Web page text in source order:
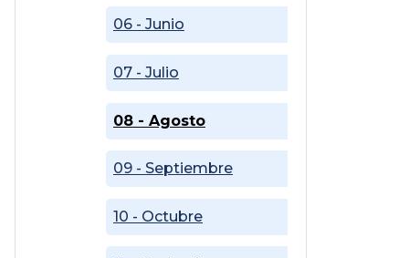
06 - Junio
07 - Julio
08 - Agosto
09 - Septiembre
10 - Octubre